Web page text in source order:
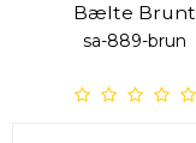
Bælte Brunt
sa-889-brun